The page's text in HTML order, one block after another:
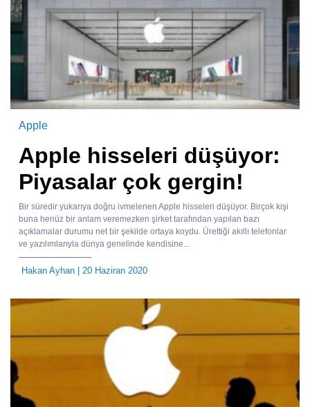
Apple
Apple hisseleri düşüyor:
Piyasalar çok gergin!
Bir süredir yukarıya doğru ivmelenen Apple hisseleri düşüyor. Birçok kişi
buna henüz bir anlam veremezken şirket tarafından yapılan bazı
açıklamalar durumu net bir şekilde ortaya koydu. Ürettiği akıllı telefonlar
ve yazılımlarıyla dünya genelinde kendisine...
Hakan Ayhan | 20 Haziran 2020